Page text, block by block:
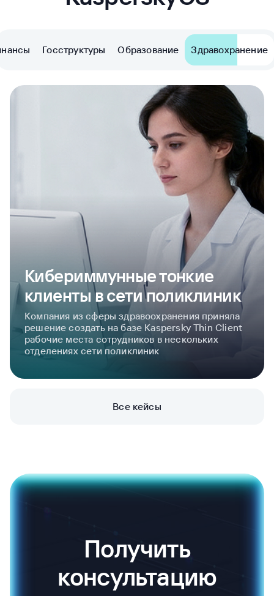
Госструктуры Образование Здравохранение
Кибериммунные тонкие
клиенты в сети поликлиник
Компания из сферы здравоохранения приняла
решение создать на базе Kaspersky Thin Client
рабочие места сотрудников в нескольких
отделениях сети поликлиник
Все кейсы
Получить
консультацию